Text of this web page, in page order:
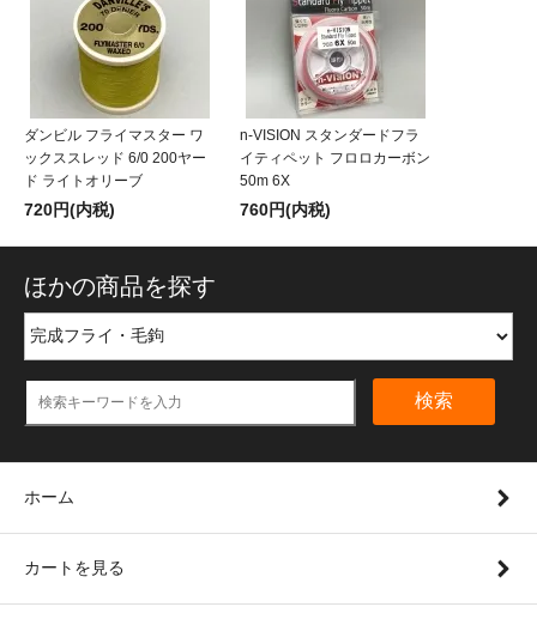
ダンビル フライマスター ワ
ックススレッド 6/0 200ヤー
ド ライトオリーブ
720円(内税)
n-VISION スタンダードフラ
イティペット フロロカーボン
50m 6X
760円(内税)
ほかの商品を探す
検索
ホーム
カートを見る